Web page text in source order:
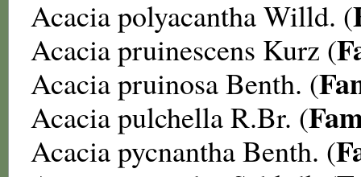
Acacia polyacanthaWilld. (
Acacia pruinescens Kurz (
Acacia pruinosaBenth. (
Acacia pulchellaR.Br. (
Acacia pycnanthaBenth. (